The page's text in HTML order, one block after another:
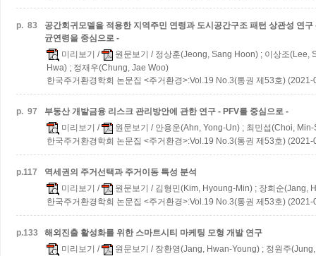
p. 83
공간회귀모델을 적용한 지역주민 연령과 도시공간구조 패턴 상관성 연
균연령을 중심으로 -
미리보기 / 원문보기 / 정상훈(Jeong, Sang Hoon) ; 이상조(Lee,
Hwa) ; 정재우(Chung, Jae Woo)
한국주거환경학회 논문집 <주거환경>:Vol.19 No.3(통권 제53호) (2021-
p. 97
부동산 개발금융 리스크 관리방안에 관한 연구 - PFV를 중심으로 -
미리보기 / 원문보기 / 안용운(Ahn, Yong-Un) ; 최민섭(Choi,
한국주거환경학회 논문집 <주거환경>:Vol.19 No.3(통권 제53호) (2021-
p.117
역세권의 주거선택과 주거이동 특성 분석
미리보기 / 원문보기 / 김형민(Kim, Hyoung-Min) ; 장희순(Jang,
한국주거환경학회 논문집 <주거환경>:Vol.19 No.3(통권 제53호) (2021-
p.133
해외진출 활성화를 위한 스마트시티 마케팅 모형 개발 연구
미리보기 / 원문보기 / 장환영(Jang, Hwan-Young) ; 정원주